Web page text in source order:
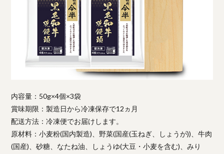
内容量：50g×4個×3袋
賞味期限：製造日から冷凍保存で12ヵ月
配送方法：冷凍便でお届けします。
原材料：小麦粉(国内製造)、野菜(国産(玉ねぎ、しょうが))、牛肉
(国産)、砂糖、なたね油、しょうゆ(大豆・小麦を含む)、みり